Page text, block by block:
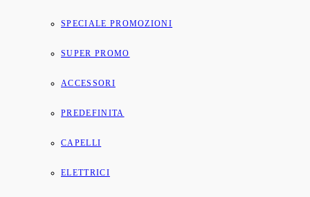
SPECIALE PROMOZIONI
SUPER PROMO
ACCESSORI
PREDEFINITA
CAPELLI
ELETTRICI